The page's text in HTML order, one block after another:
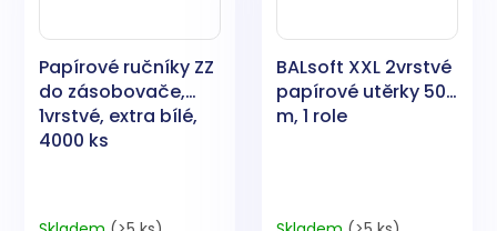
Papírové ručníky ZZ
do zásobovače,
1vrstvé, extra bílé,
4000 ks
BALsoft XXL 2vrstvé
papírové utěrky 50
m, 1 role